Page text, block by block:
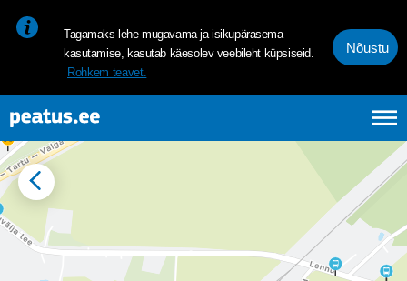
Tagamaks lehe mugavama ja isikupärasema
kasutamise, kasutab käesolev veebileht küpsiseid.
Rohkem teavet.
Nõustu